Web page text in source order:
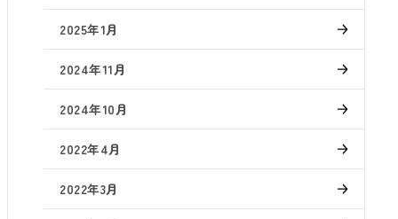
2025年1月
2024年11月
2024年10月
2022年4月
2022年3月